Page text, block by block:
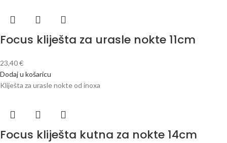
Focus kliješta za urasle nokte 11cm
23,40€
Dodaj u košaricu
Kliješta za urasle nokte od inoxa
Focus kliješta kutna za nokte 14cm